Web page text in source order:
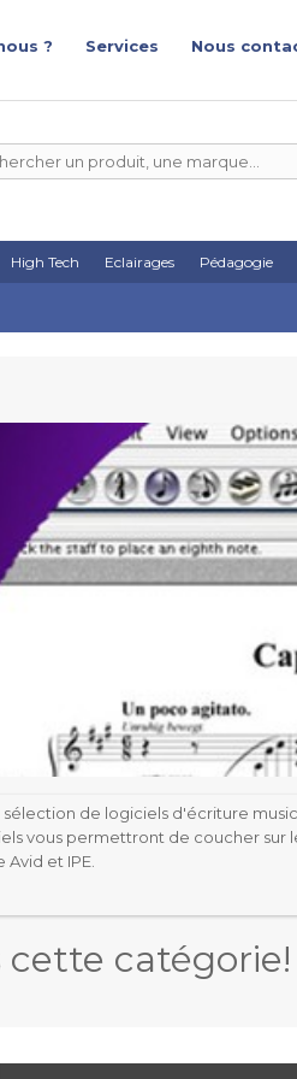
? Services Nous
High Tech Eclairages Pédagogie
sélection de logiciels d'écriture
vous permettront de coucher sur
Avid et IPE
cette catégorie!